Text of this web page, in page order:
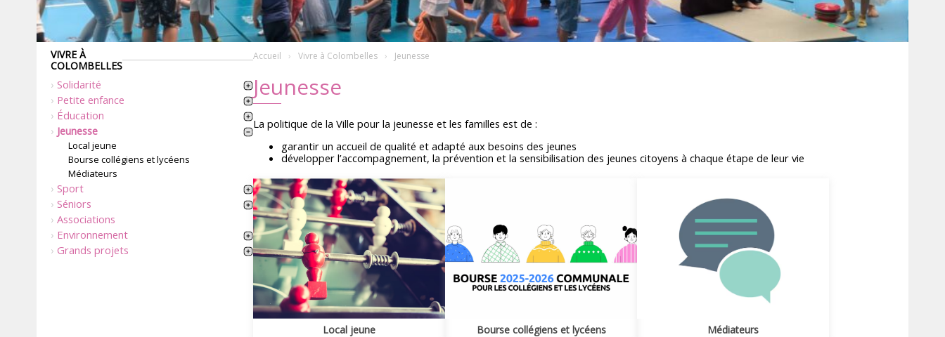
VIVRE À
COLOMBELLES
Solidarité
Petite enfance
Éducation
Jeunesse
Local jeune
Bourse collégiens et lycéens
Médiateurs
Sport
Séniors
Associations
Environnement
Grands projets
Accueil Vivre à Colombelles Jeunesse
Jeunesse
La politique de la Ville pour la jeunesse et les familles est de :
garantir un accueil de qualité et adapté aux besoins des jeunes
développer l’accompagnement, la prévention et la sensibilisation des jeunes citoyens à chaque étape de leur vie
Local jeune Bourse collégiens et lycéens Médiateurs